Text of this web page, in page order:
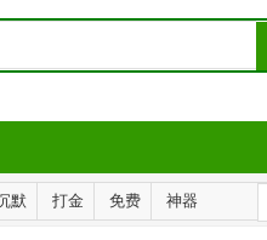
默 打金 免费 神器